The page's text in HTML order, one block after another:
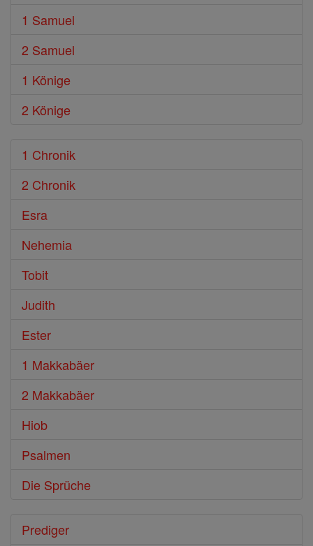
1 Samuel
2 Samuel
1 Könige
2 Könige
1 Chronik
2 Chronik
Esra
Nehemia
Tobit
Judith
Ester
1 Makkabäer
2 Makkabäer
Hiob
Psalmen
Die Sprüche
Prediger